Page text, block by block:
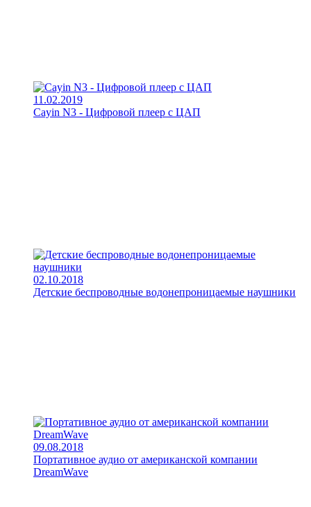
11.02.2019
Cayin N3 - Цифровой плеер с ЦАП
02.10.2018
Детские беспроводные водонепроницаемые наушники
09.08.2018
Портативное аудио от американской компании
DreamWave